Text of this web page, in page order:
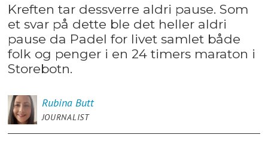
Kreften tar dessverre aldri pause. Som
et svar på dette ble det heller aldri
pause da Padel for livet samlet både
folk og penger i en 24 timers maraton i
Storebotn.
Rubina Butt
JOURNALIST